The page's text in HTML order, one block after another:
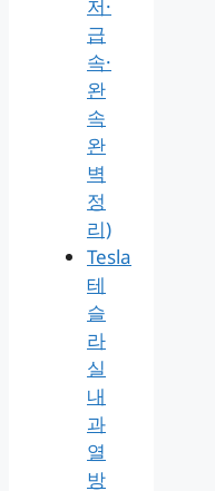
저·
급
속·
완
속
완
벽
정
리)
Tesla
테
슬
라
실
내
과
열
방